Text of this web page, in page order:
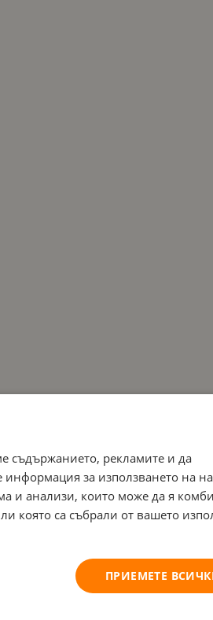
съдържанието, рекламите и да
за използването на
и анализи, които може да я
която са събрали от вашето
ПРИЕМЕТЕ